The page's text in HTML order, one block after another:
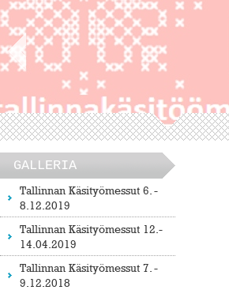
GALLERIA
Tallinnan Käsityömessut 6. -
8.12.2019
Tallinnan Käsityömessut 12.-
14.04.2019
Tallinnan Käsityömessut 7. -
9.12.2018